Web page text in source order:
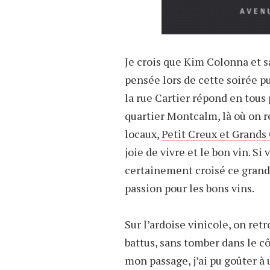
Je crois que Kim Colonna et
pensée lors de cette soirée
la rue Cartier répond en
quartier Montcalm, là où on
locaux,Petit Creux et Grands
joie de vivre et le bon vin. Si
certainement croisé ce
passion pour les bons vins.
Sur l’ardoise vinicole, on
battus, sans tomber dans le
mon passage, j’ai pu goûter